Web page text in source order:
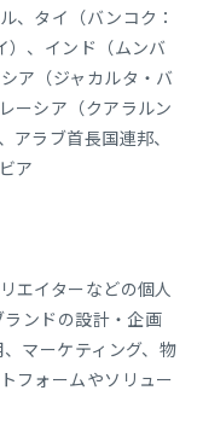
、タイ（バンコク：
）、インド（ムンバ
ア（ジャカルタ・バ
ーシア（クアラルン
アラブ首長国連邦、
ア
エイターなどの個人
ンドの設計・企画
マーケティング、物
フォームやソリュー